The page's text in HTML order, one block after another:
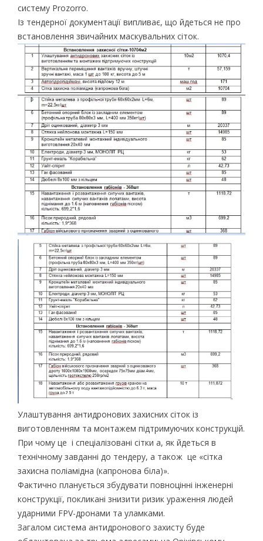
систему Prozorro.
Із тендерної документації випливає, що йдеться не про
встановлення звичайних маскувальних сіток.
Улаштування антидронових захисних сіток із
виготовленням та монтажем підтримуючих конструкцій.
При чому це і спеціалізовані сітки а, як йдеться в
технічному завданні до тендеру, а також це «сітка
захисна поліамідна (капронова біла)».
Фактично планується збудувати повноцінні інженерні
конструкції, покликані знизити ризик ураження людей
ударними FPV-дронами та уламками.
Загалом система антидронового захисту буде